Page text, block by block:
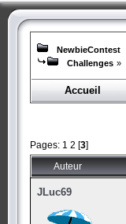
NewbieContest
Challenges »
Accueil
Pages: 1 2 [3]
Auteur
JLuc69